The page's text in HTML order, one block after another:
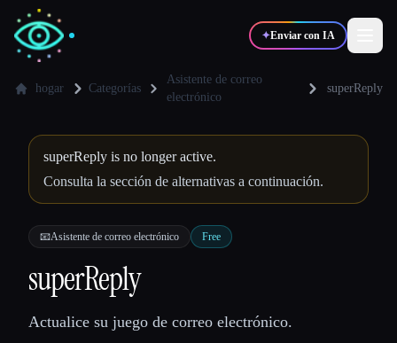
✦Enviar con IA
💻Desarrolladores 📈Marketers
🎓Estudiantes 🎬
hogar Categorías
Asistente de correo
electrónico
superReply
superReply is no longer active.
Consulta la sección de alternativas a continuación.
📧Asistente de correo electrónico Free
superReply
Actualice su juego de correo electrónico.